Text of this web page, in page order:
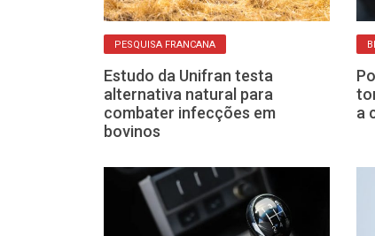
PESQUISA FRANCANA
Estudo da Unifran testa
alternativa natural para
combater infecções em
bovinos
a